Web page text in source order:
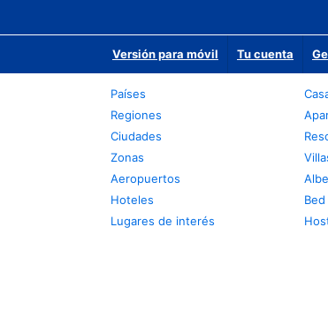
Versión para móvil Tu cuenta
Países
Regiones
Ciudades
Zonas
Aeropuertos
Hoteles
Lugares de interés